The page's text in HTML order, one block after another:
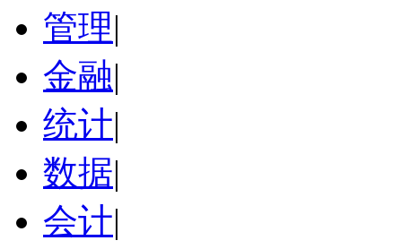
管理|
金融|
统计|
数据|
会计|